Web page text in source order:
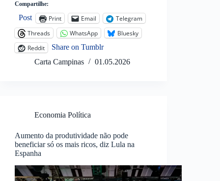
Compartilhe:
Post Print Email
Telegram
Threads
WhatsApp
Bluesky
Reddit
Share on Tumblr
Carta Campinas
01.05.2026
Economia Política
Aumento da produtividade não pode
beneficiar só os mais ricos, diz Lula na
Espanha